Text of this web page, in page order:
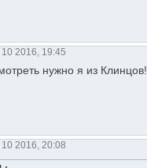
2016, 19:45
нужно я из Клинцов!
2016, 20:08